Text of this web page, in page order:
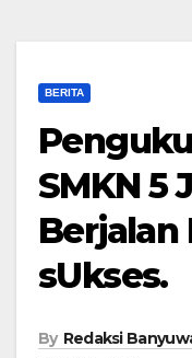
BERITA
SMKN 5
Berjalan
sUkses.
By Redaksi